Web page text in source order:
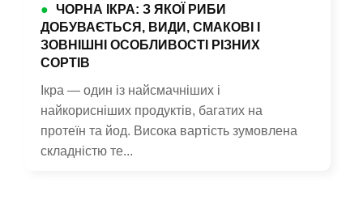
● ЧОРНА ІКРА: З ЯКОЇ РИБИ
ДОБУВАЄТЬСЯ, ВИДИ, СМАКОВІ І
ЗОВНІШНІ ОСОБЛИВОСТІ РІЗНИХ
СОРТІВ
Ікра — один із найсмачніших і
найкорисніших продуктів, багатих на
протеїн та йод. Висока вартість зумовлена
складністю те...